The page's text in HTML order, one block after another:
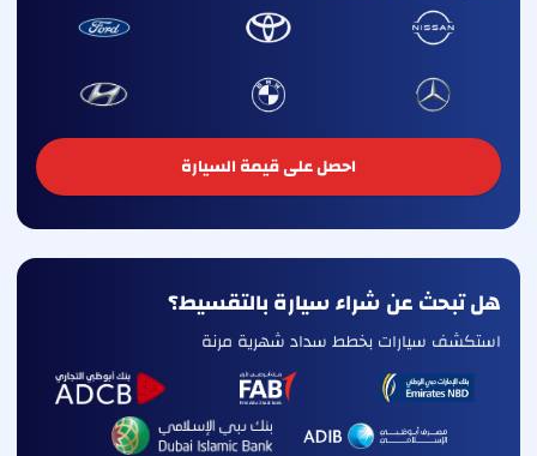
احصل على قيمة السيارة
هل تبحث عن شراء سيارة بالتقسيط؟
استكشف سيارات بخطط سداد شهرية مرنة